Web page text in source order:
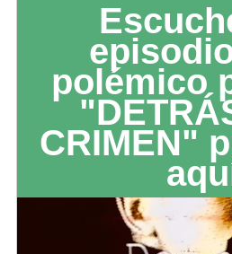
polémico
CRIMEN"